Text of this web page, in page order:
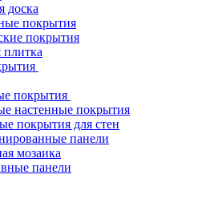
доска
покрытия
покрытия
плитка
покрытия
настенные покрытия
покрытия для стен
панели
мозаика
панели